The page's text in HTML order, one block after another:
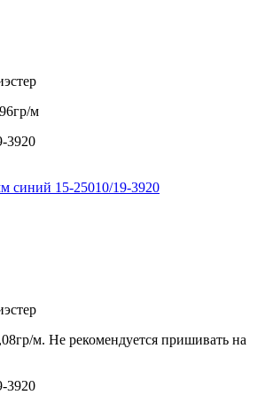
м
3920
синий 15-25010/19-3920
м. Не рекомендуется пришивать на
3920